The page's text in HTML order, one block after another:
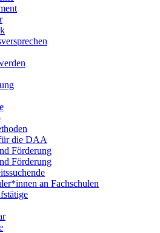
die DAA
Förderung
Förderung
an Fachschulen